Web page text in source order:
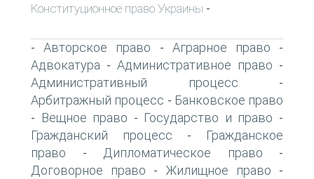
Конституционное право Украины -
-Авторское право - Аграрное право -
Адвокатура - Административное право -
Административный процесс -
Арбитражный процесс - Банковское право
- Вещное право - Государство и право -
Гражданский процесс -
Гражданское
право - Дипломатическое право -
Договорное право - Жилищное право -